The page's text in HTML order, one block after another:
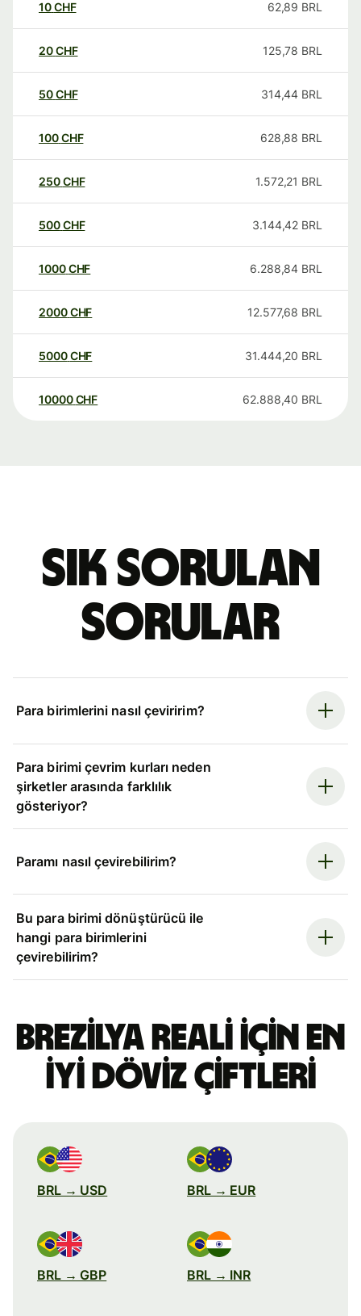
10CHF 62,89 BRL
20CHF 125,78 BRL
50CHF 314,44 BRL
100CHF 628,88 BRL
250CHF 1.572,21 BRL
500CHF 3.144,42 BRL
1000CHF 6.288,84 BRL
2000CHF 12.577,68 BRL
5000CHF 31.444,20 BRL
10000 CHF 62.888,40 BRL
Sık sorulan
sorular
Para birimlerini nasıl çeviririm?
Para birimi çevrim kurları neden
şirketler arasında farklılık
gösteriyor?
Paramı nasıl çevirebilirim?
Bu para birimi dönüştürücü ile
hangi para birimlerini
çevirebilirim?
Brezilya reali için en
iyi döviz çiftleri
BRL → USD BRL → EUR
BRL → GBP BRL → INR